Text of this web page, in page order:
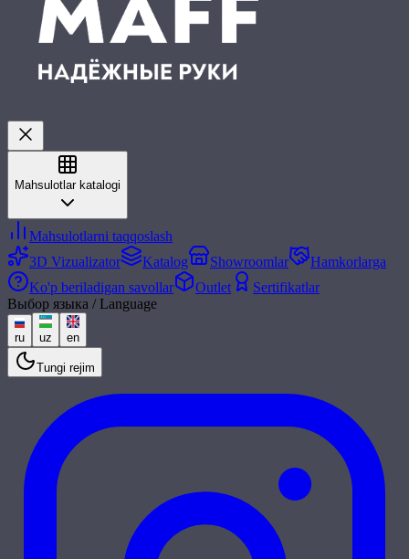
Mahsulotlar katalogi
Mahsulotlarni taqqoslash
3D Vizualizator
Katalog Showroomlar
Hamkorlarga
Ko'p beriladigan savollar
Outlet
Sertifikatlar
Выбор языка / Language
ru uz en
Tungi rejim